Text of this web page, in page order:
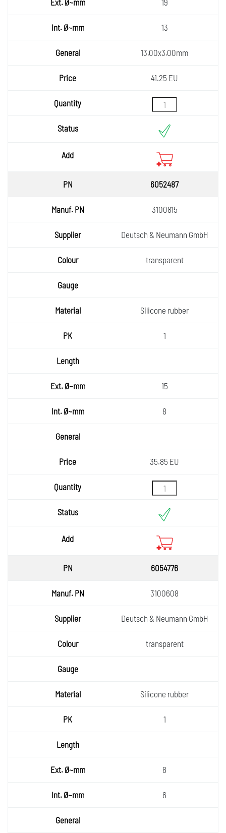
19
13
13.00x3.00mm
41.25 EU
6052487
3100815
Deutsch & Neumann GmbH
transparent
Silicone rubber
1
15
8
35.85 EU
6054776
3100608
Deutsch & Neumann GmbH
transparent
Silicone rubber
1
8
6